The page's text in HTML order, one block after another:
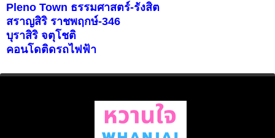
Pleno Town ธรรมศาสตร์-รังสิต
สราญสิริ ราชพฤกษ์-346
บุราสิริ จตุโชติ
คอนโดติดรถไฟฟ้า